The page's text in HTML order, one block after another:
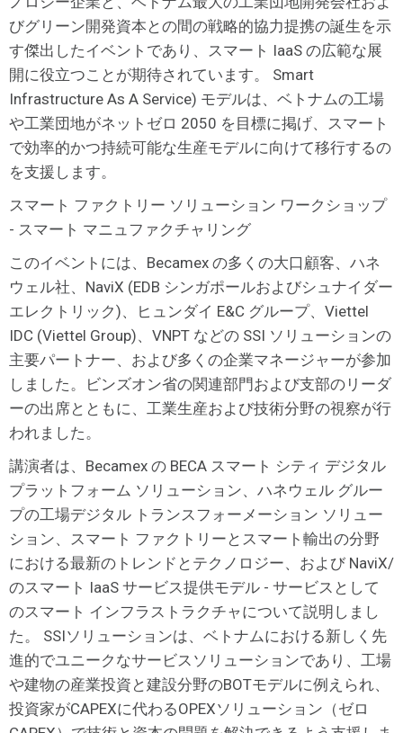
びグリーン開発資本との間の戦略的協力提携の誕生を示
す傑出したイベントであり、スマート IaaS の広範な展
開に役立つことが期待されています。 Smart
Infrastructure As A Service) モデルは、ベトナムの工場
や工業団地がネットゼロ 2050 を目標に掲げ、スマート
で効率的かつ持続可能な生産モデルに向けて移行するの
を支援します。
スマート ファクトリー ソリューション ワークショップ
- スマート マニュファクチャリング
このイベントには、Becamex の多くの大口顧客、ハネ
ウェル社、NaviX (EDB シンガポールおよびシュナイダー
エレクトリック)、ヒュンダイ E&C グループ、Viettel
IDC (Viettel Group)、VNPT などの SSI ソリューションの
主要パートナー、および多くの企業マネージャーが参加
しました。ビンズオン省の関連部門および支部のリーダ
ーの出席とともに、工業生産および技術分野の視察が行
われました。
講演者は、Becamex の BECA スマート シティ デジタル
プラットフォーム ソリューション、ハネウェル グルー
プの工場デジタル トランスフォーメーション ソリュー
ション、スマート ファクトリーとスマート輸出の分野
における最新のトレンドとテクノロジー、および NaviX/
のスマート IaaS サービス提供モデル - サービスとして
のスマート インフラストラクチャについて説明しまし
た。 SSIソリューションは、ベトナムにおける新しく先
進的でユニークなサービスソリューションであり、工場
や建物の産業投資と建設分野のBOTモデルに例えられ、
投資家がCAPEXに代わるOPEXソリューション（ゼロ